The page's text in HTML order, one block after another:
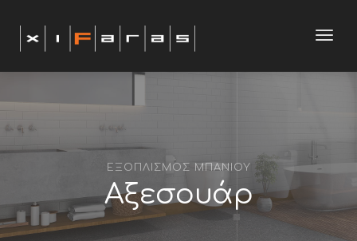
ΕΞΟΠΛΙΣΜΟΣ ΜΠΑΝΙΟΥ
Αξεσουάρ